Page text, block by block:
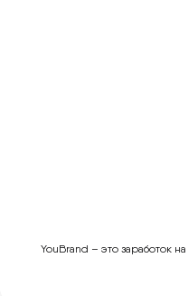
YouBrand – это заработок